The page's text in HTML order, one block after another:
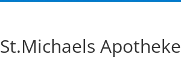
St.Michaels Apotheke